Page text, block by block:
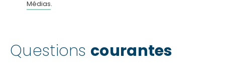
Médias.
Questions courantes